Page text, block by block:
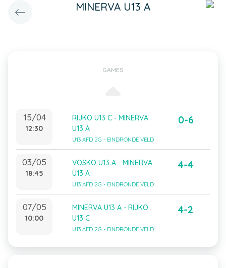
MINERVA U13 A
GAMES
15/04
12:30
RIJKO U13 C - MINERVA
U13 A
U13 AFD 2G - EINDRONDE VELD
0-6
03/05
18:45
VOSKO U13 A - MINERVA
U13 A
U13 AFD 2G - EINDRONDE VELD
4-4
07/05
10:00
MINERVA U13 A - RIJKO
U13 C
U13 AFD 2G - EINDRONDE VELD
4-2